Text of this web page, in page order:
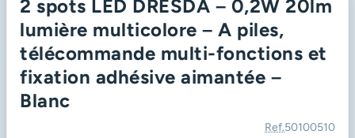
2 spots LED DRESDA – 0,2W 20lm
lumière multicolore – A piles,
télécommande multi-fonctions et
fixation adhésive aimantée –
Blanc
Ref.50100510